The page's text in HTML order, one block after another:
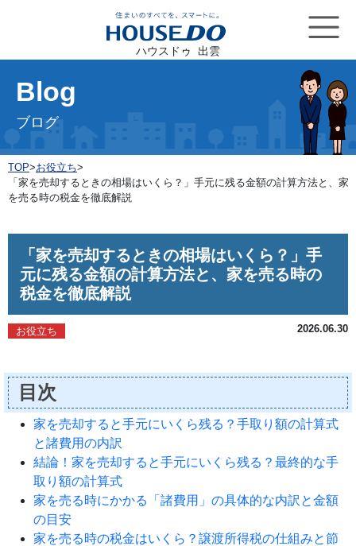
ハウスドゥ 出雲
Blog
ブログ
TOP>お役立ち>
「家を売却するときの相場はいくら？」手元に残る金額の計算方法と、家
を売る時の税金を徹底解説
「家を売却するときの相場はいくら？」手
元に残る金額の計算方法と、家を売る時の
税金を徹底解説
お役立ち 2026.06.30
目次
家を売却すると手元にいくら残る？手取り額の計算式
と諸費用の内訳
結論！家を売却すると手元にいくら残る？最終的な手
取り額の計算式
家を売る時にかかる「諸費用」の具体的な内訳と金額
の目安
家を売る時の税金はいくら？譲渡所得税の仕組みと節